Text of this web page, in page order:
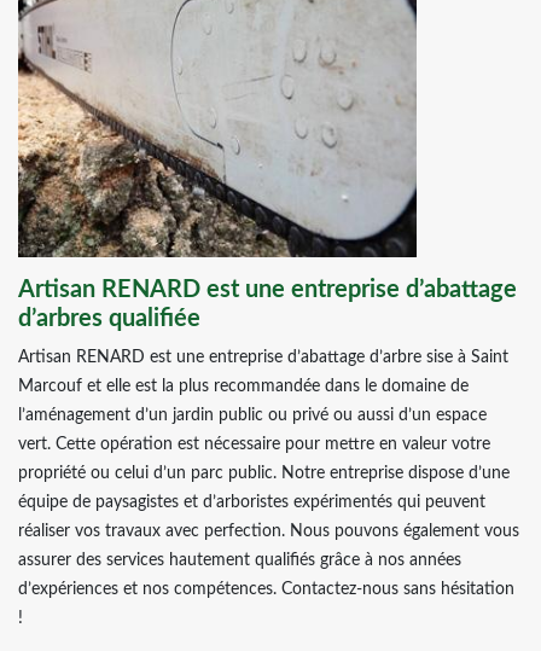
Artisan RENARD est une entreprise d’abattage
d’arbres qualifiée
Artisan RENARD est une entreprise d’abattage d’arbre sise à Saint
Marcouf et elle est la plus recommandée dans le domaine de
l’aménagement d’un jardin public ou privé ou aussi d’un espace
vert. Cette opération est nécessaire pour mettre en valeur votre
propriété ou celui d’un parc public. Notre entreprise dispose d’une
équipe de paysagistes et d’arboristes expérimentés qui peuvent
réaliser vos travaux avec perfection. Nous pouvons également vous
assurer des services hautement qualifiés grâce à nos années
d’expériences et nos compétences. Contactez-nous sans hésitation
!